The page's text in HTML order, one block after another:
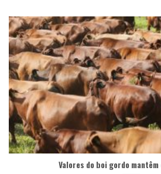
Valores do boi gordo